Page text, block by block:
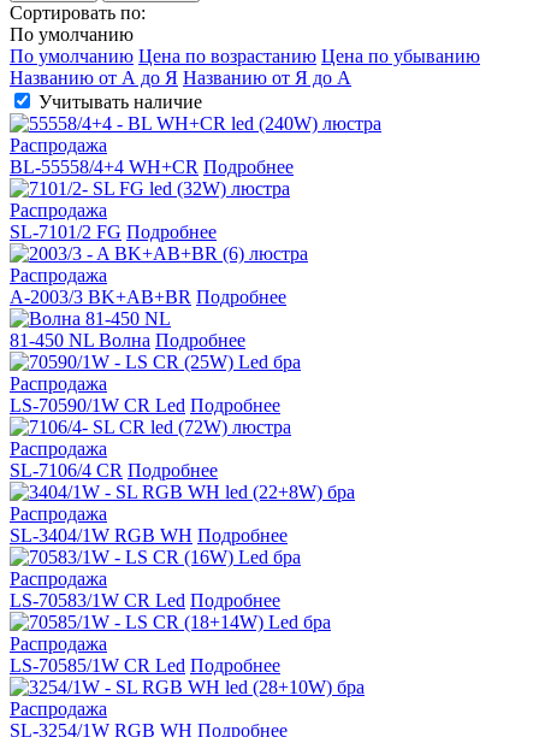
Сортировать по:
По умолчанию
По умолчанию Цена по возрастанию Цена по убыванию
Названию от А до Я Названию от Я до А
Учитывать наличие
Распродажа
BL-55558/4+4 WH+CR Подробнее
Распродажа
SL-7101/2 FG Подробнее
Распродажа
A-2003/3 BK+AB+BR Подробнее
81-450 NL Волна Подробнее
Распродажа
LS-70590/1W CR Led Подробнее
Распродажа
SL-7106/4 CR Подробнее
Распродажа
SL-3404/1W RGB WH Подробнее
Распродажа
LS-70583/1W CR Led Подробнее
Распродажа
LS-70585/1W CR Led Подробнее
Распродажа
SL-3254/1W RGB WH Подробнее